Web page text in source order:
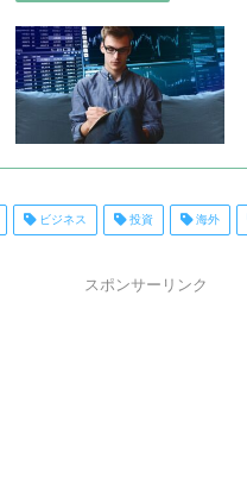
ビジネス 投資 海外
スポンサーリンク